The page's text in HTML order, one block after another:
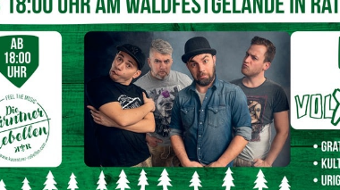
Getränken von Kindern und Jugendlichen zu
zur Veräußerung bereitgehalten werden, hat der
und Jugendliche der Erwerb, Besitz, Konsum und
(Wasserpfeifen), E-Shishas oder E-Zigaretten und
-zusatz zur Verbrennung oder Verdampfung
bei Nichteinhaltung der Vorschriften. Bei
insbesondere beim rechtswidrigen Ausschank von